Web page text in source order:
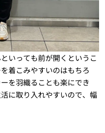
いっても前が開くというこ
着こみやすいのはもちろ
を羽織ることも楽にでき
に取り入れやすいので、幅